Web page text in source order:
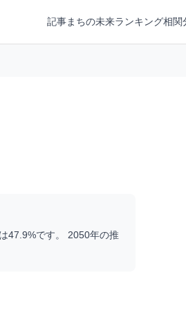
記事まちの未来ランキング相関
47.9%です。 2050年の推